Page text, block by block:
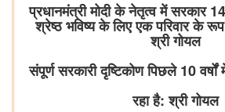
प्रधानमंत्री मोदी के नेतृत्व में सरकार
श्रेष्‍ठ भविष्य के लिए एक परिवार के
श्री गोयल
संपूर्ण सरकारी दृष्टिकोण पिछले 10
रहा है: श्री गोयल